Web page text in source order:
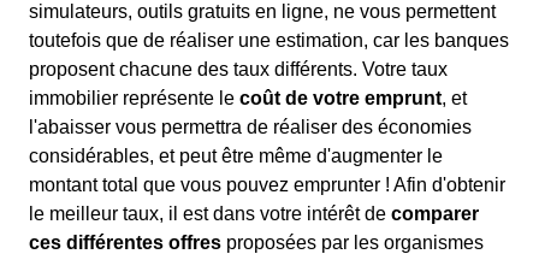
simulateurs, outils gratuits en ligne, ne vous permettent
toutefois que de réaliser une estimation, car les banques
proposent chacune des taux différents. Votre taux
immobilier représente le coût de votre emprunt, et
l'abaisser vous permettra de réaliser des économies
considérables, et peut être même d'augmenter le
montant total que vous pouvez emprunter ! Afin d'obtenir
le meilleur taux, il est dans votre intérêt de comparer
ces différentes offres proposées par les organismes